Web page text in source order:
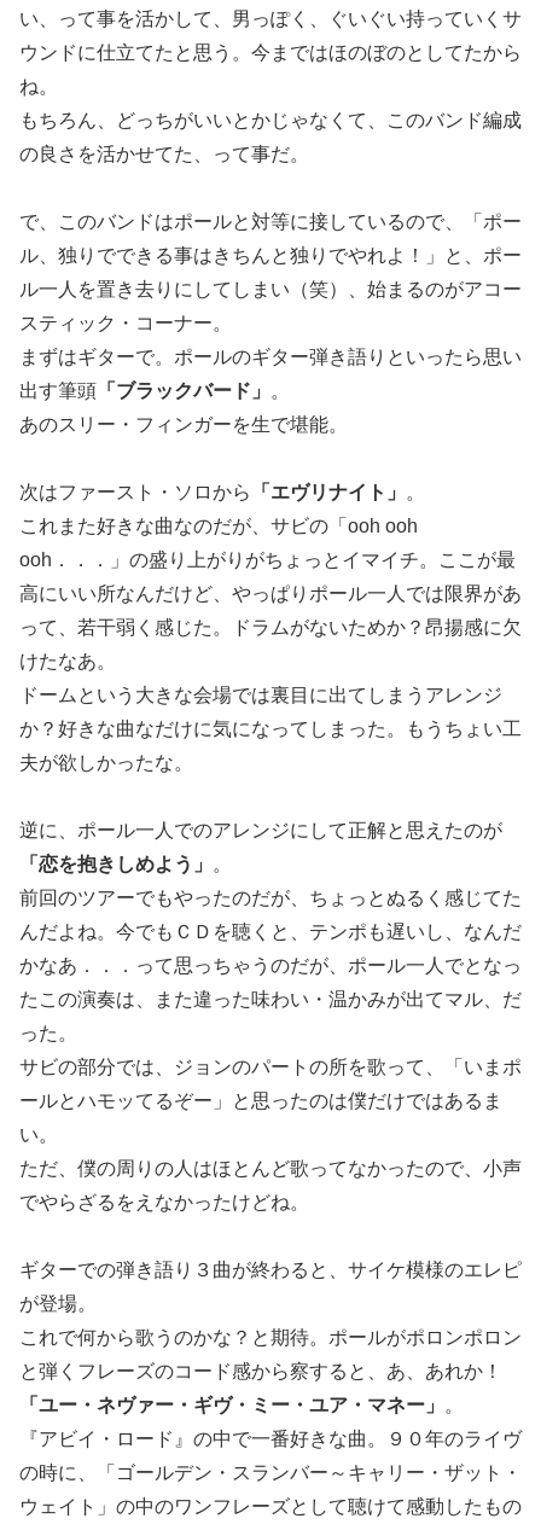
い、って事を活かして、男っぽく、ぐいぐい持っていくサ
ウンドに仕立てたと思う。今まではほのぼのとしてたから
ね。
もちろん、どっちがいいとかじゃなくて、このバンド編成
の良さを活かせてた、って事だ。
で、このバンドはポールと対等に接しているので、「ポー
ル、独りでできる事はきちんと独りでやれよ！」と、ポー
ル一人を置き去りにしてしまい（笑）、始まるのがアコー
スティック・コーナー。
まずはギターで。ポールのギター弾き語りといったら思い
出す筆頭 「ブラックバード」 。
あのスリー・フィンガーを生で堪能。
次はファースト・ソロから 「エヴリナイト」 。
これまた好きな曲なのだが、サビの「ooh ooh
ooh．．．」の盛り上がりがちょっとイマイチ。ここが最
高にいい所なんだけど、やっぱりポール一人では限界があ
って、若干弱く感じた。ドラムがないためか？昂揚感に欠
けたなあ。
ドームという大きな会場では裏目に出てしまうアレンジ
か？好きな曲なだけに気になってしまった。もうちょい工
夫が欲しかったな。
逆に、ポール一人でのアレンジにして正解と思えたのが
「恋を抱きしめよう」 。
前回のツアーでもやったのだが、ちょっとぬるく感じてた
んだよね。今でもＣＤを聴くと、テンポも遅いし、なんだ
かなあ．．．って思っちゃうのだが、ポール一人でとなっ
たこの演奏は、また違った味わい・温かみが出てマル、だ
った。
サビの部分では、ジョンのパートの所を歌って、「いまポ
ールとハモッてるぞー」と思ったのは僕だけではあるま
い。
ただ、僕の周りの人はほとんど歌ってなかったので、小声
でやらざるをえなかったけどね。
ギターでの弾き語り３曲が終わると、サイケ模様のエレピ
が登場。
これで何から歌うのかな？と期待。ポールがポロンポロン
と弾くフレーズのコード感から察すると、あ、あれか！
「ユー・ネヴァー・ギヴ・ミー・ユア・マネー」 。
『アビイ・ロード』の中で一番好きな曲。９０年のライヴ
の時に、「ゴールデン・スランバー～キャリー・ザット・
ウェイト」の中のワンフレーズとして聴けて感動したもの